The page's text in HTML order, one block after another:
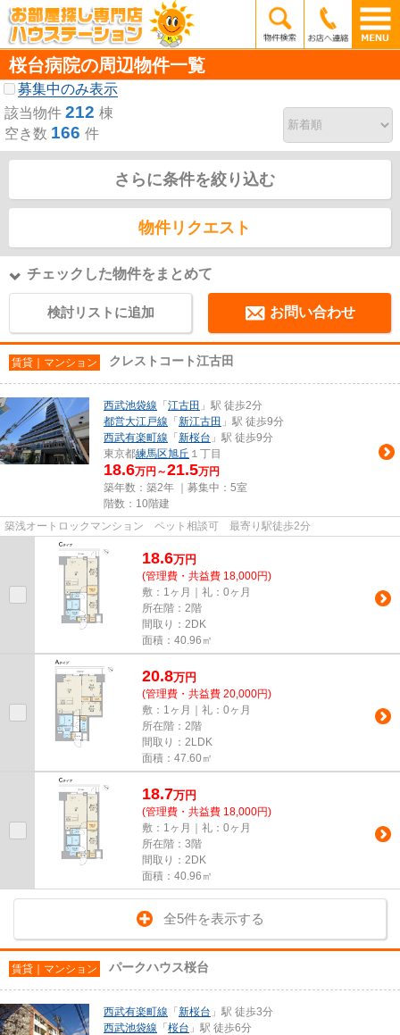
桜台病院の周辺物件一覧
募集中のみ表示
該当物件 212 棟
空き数 166 件
さらに条件を絞り込む
物件リクエスト
チェックした物件をまとめて
検討リストに追加 お問い合わせ
賃貸｜マンション クレストコート江古田
西武池袋線 「 江古田 」駅 徒歩2分
都営大江戸線 「 新江古田 」駅 徒歩9分
西武有楽町線 「 新桜台 」駅 徒歩9分
東京都練馬区旭丘 １丁目
18.6万円～21.5万円
築年数：築2年 ｜募集中： 5室
階数：10階建
築浅オートロックマンション ペット相談可 最寄り駅徒歩2分
18.6万円
(管理費・共益費 18,000円)
敷：1ヶ月｜礼：0ヶ月
所在階：2階
間取り：2DK
面積：40.96㎡
20.8万円
(管理費・共益費 20,000円)
敷：1ヶ月｜礼：0ヶ月
所在階：2階
間取り：2LDK
面積：47.60㎡
18.7万円
(管理費・共益費 18,000円)
敷：1ヶ月｜礼：0ヶ月
所在階：3階
間取り：2DK
面積：40.96㎡
全5件を表示する
賃貸｜マンション パークハウス桜台
西武有楽町線 「 新桜台 」駅 徒歩3分
西武池袋線 「 桜台 」駅 徒歩6分